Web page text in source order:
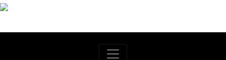
Springe
Inhalt